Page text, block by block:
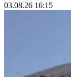
03.08.26 16:15